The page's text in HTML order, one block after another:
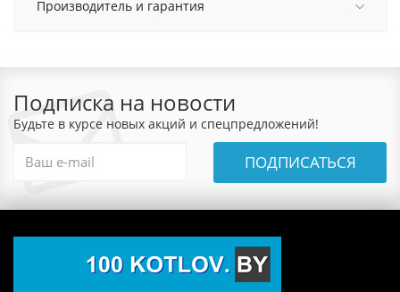
Производитель и гарантия
Подписка на новости
Будьте в курсе новых акций и спецпредложений!
ПОДПИСАТЬСЯ